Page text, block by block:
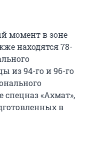
момент в зоне
находятся 78-
из 94-го и 96-го
спецназ «Ахмат»,
в